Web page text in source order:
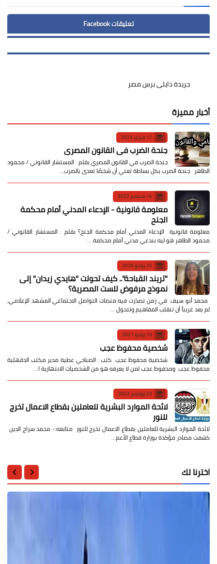
تعليقات Facebook
جريدة دايلى برس مصر
أخبار مميزة
17 فبراير 2023
جنحة الضرب في القانون المصري
جنحة الضرب في القانون المصري بقلم : المستشار القانوني / محمود
الطاهر جنحة الضرب بكل بساطة تعني أن شخصًا تعدى بالضرب…
14 سبتمبر 2022
معلومة قانونية - الإدعاء المدني أمام محكمة
الجنح
معلومة قانونية الإدعاء المدني أمام محكمة الجنح؟ بقلم : المستشار القانوني /
محمود الطاهر هو ليه بندعي مدني أمام محكمة …
25 يوليو 2026
​"تريند القباحة".. كيف تحولت "هايدي زيدان" إلى
نموذج مرفوض للست المصرية؟
​ محمد أبو سيف ​في زمن تصدّرت فيه منصات التواصل الاجتماعي المشهد الإعلامي،
لم يعد غريباً أن تنقلب المفاهيم وتتحول …
10 يونيو 2021
شخصية محفوظ عجب
شخصية محفوظ عجب كتب : الصباحي عطية مدير مكتب الدقهلية
محفوظ عجب ومحفوظ عجب لمن لا يعرفه هو من الشخصيات الانتهازية ا…
23 نوفمبر 2022
لائحة الموارد البشرية للعاملين بقطاع الاعمال تخرج
للنور
لائحة الموارد البشرية للعاملين بقطاع الاعمال تخرج للنور متابعه:- محمد سراج الدين
كشفت مصادر مؤكدة بوزارة قطاع الأعم…
اخترنا لك